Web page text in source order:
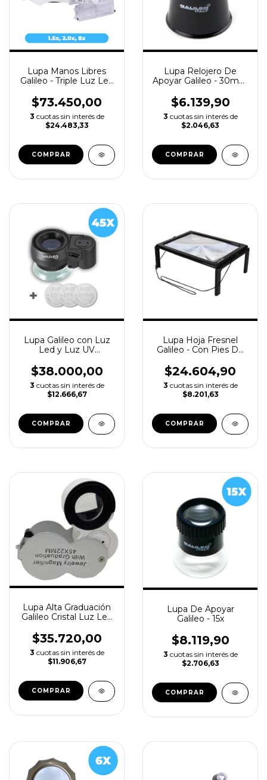
Lupa Manos Libres
Galileo - Triple Luz Led
$73.450,00
3 cuotas sin interés de
$24.483,33
Lupa Relojero De
Apoyar Galileo - 30mm
$6.139,90
3 cuotas sin interés de
$2.046,63
Lupa Galileo con Luz
Led y Luz UV
+ Pilas Incluidas
$38.000,00
3 cuotas sin interés de
$12.666,67
Lupa Hoja Fresnel
Galileo - Con Pies De
$24.604,90
3 cuotas sin interés de
$8.201,63
Lupa Alta Graduación
Galileo Cristal Luz Led
$35.720,00
3 cuotas sin interés de
$11.906,67
Lupa De Apoyar
Galileo - 15x
$8.119,90
3 cuotas sin interés de
$2.706,63